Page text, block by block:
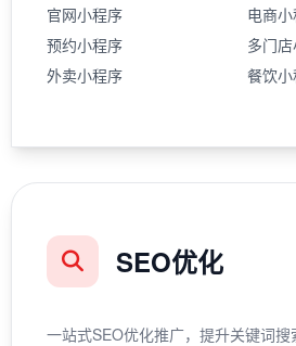
官网小程序
电商
预约小程序
多门
外卖小程序
餐饮
SEO优化
一站式SEO优化推广，提升关键词